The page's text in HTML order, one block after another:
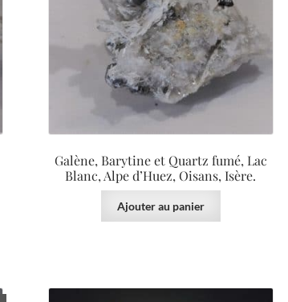
Galène, Barytine et Quartz fumé, Lac
Blanc, Alpe d’Huez, Oisans, Isère.
Ajouter au panier